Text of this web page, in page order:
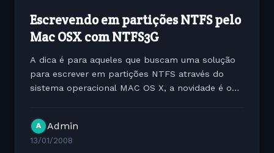
Escrevendo em partições NTFS pelo
Mac OSX com NTFS3G
A dica é para aqueles que buscam uma solução
para escrever em partições NTFS através do
sistema operacional MAC OS X, a novidade é o
escrever em partições...
A Admin
13/01/2008